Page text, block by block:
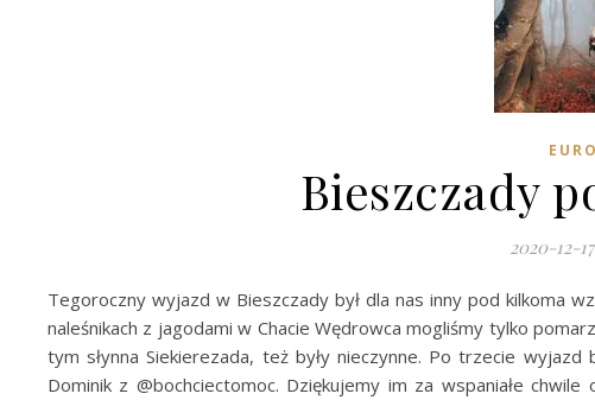
Bieszczady
2020-12-17
Tegoroczny wyjazd w Bieszczady był dla nas inny pod kilkoma
naleśnikach z jagodami w Chacie Wędrowca mogliśmy tylko
tym słynna Siekierezada, też były nieczynne. Po trzecie
Dominik z @bochciectomoc. Dziękujemy im za wspaniałe